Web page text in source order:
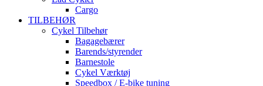
Cargo
TILBEHØR
Cykel Tilbehør
Bagagebærer
Barends/styrender
Barnestole
Cykel Værktøj
Speedbox / E-bike tuning